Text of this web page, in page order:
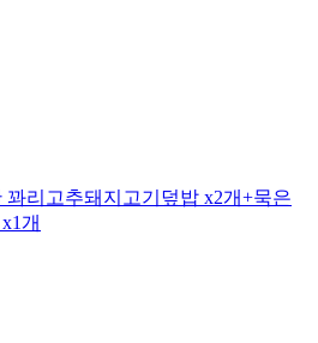
꽈리고추돼지고기덮밥 x2개+묵은
개